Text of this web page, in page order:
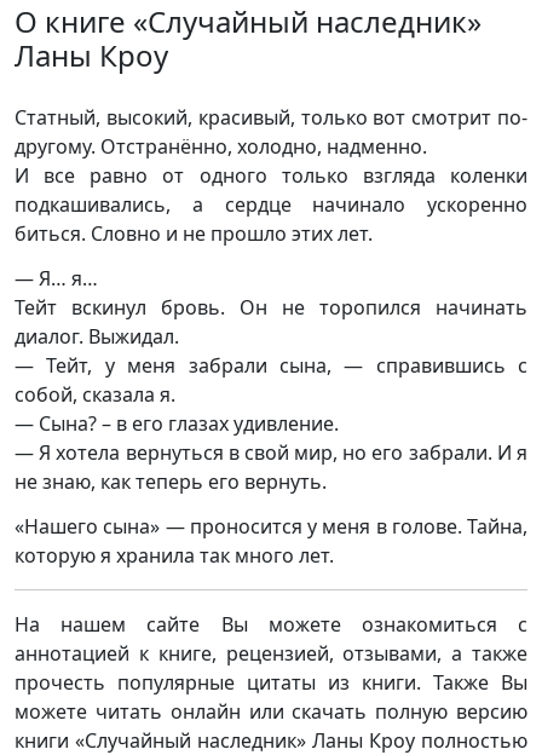
О книге «Случайный наследник»
Ланы Кроу
Статный, высокий, красивый, только вот смотрит по-
другому. Отстранённо, холодно, надменно.
И все равно от одного только взгляда коленки
подкашивались, а сердце начинало ускоренно
биться. Словно и не прошло этих лет.
— Я… я…
Тейт вскинул бровь. Он не торопился начинать
диалог. Выжидал.
— Тейт, у меня забрали сына, — справившись с
собой, сказала я.
— Сына? – в его глазах удивление.
— Я хотела вернуться в свой мир, но его забрали. И я
не знаю, как теперь его вернуть.
«Нашего сына» — проносится у меня в голове. Тайна,
которую я хранила так много лет.
На нашем сайте Вы можете ознакомиться с
аннотацией к книге, рецензией, отзывами, а также
прочесть популярные цитаты из книги. Также Вы
можете читать онлайн или скачать полную версию
книги «Случайный наследник» Ланы Кроу полностью